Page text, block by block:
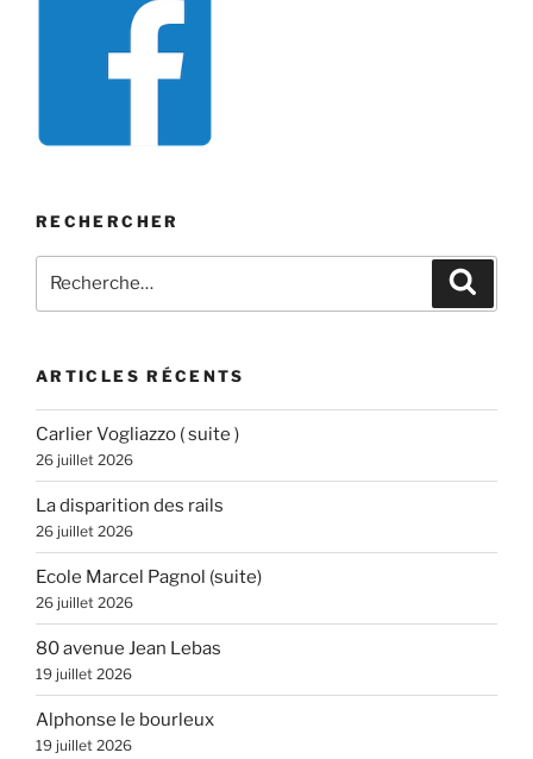
RECHERCHER
pour
ARTICLES RÉCENTS
Carlier Vogliazzo ( suite )
26 juillet 2026
La disparition des rails
26 juillet 2026
Ecole Marcel Pagnol (suite)
26 juillet 2026
80 avenue Jean Lebas
19 juillet 2026
Alphonse le bourleux
19 juillet 2026